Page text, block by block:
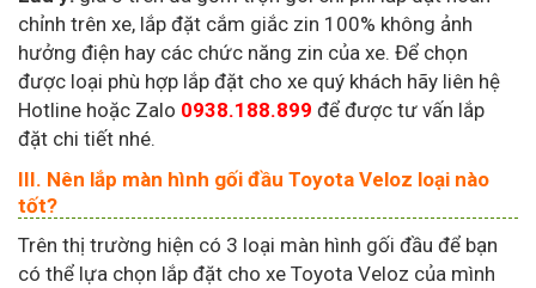
chỉnh trên xe, lắp đặt cắm giắc zin 100% không ảnh
hưởng điện hay các chức năng zin của xe. Để chọn
được loại phù hợp lắp đặt cho xe quý khách hãy liên hệ
Hotline hoặc Zalo 0938.188.899 để được tư vấn lắp
đặt chi tiết nhé.
III. Nên lắp màn hình gối đầu Toyota Veloz loại nào
tốt?
Trên thị trường hiện có 3 loại màn hình gối đầu để bạn
có thể lựa chọn lắp đặt cho xe Toyota Veloz của mình